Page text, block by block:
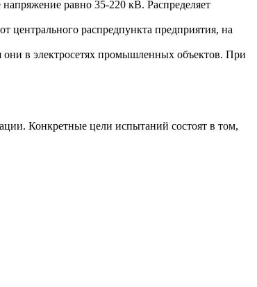
равно 35-220 кВ. Распределяет
распредпункта предприятия, на
в электросетях промышленных объектов. При
Конкретные цели испытаний состоят в том,